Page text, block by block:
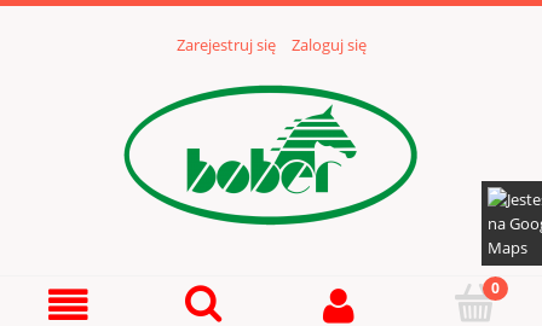
Zarejestruj się Zaloguj się